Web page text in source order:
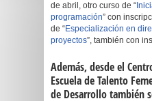
de abril, otro curso de “
programación” con
de “Especialización en
proyectos”, también con
Además, desde el
Escuela de Talento
de Desarrollo también